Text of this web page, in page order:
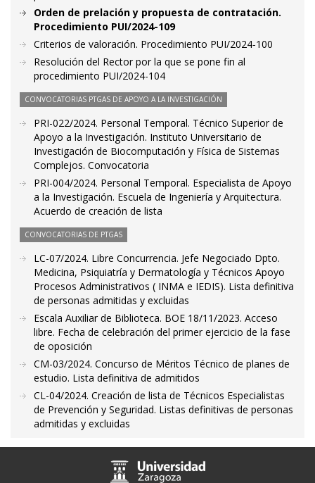
Orden de prelación y propuesta de contratación.
Procedimiento PUI/2024-109
Criterios de valoración. Procedimiento PUI/2024-100
Resolución del Rector por la que se pone fin al
procedimiento PUI/2024-104
CONVOCATORIAS PTGAS DE APOYO A LA INVESTIGACIÓN
PRI-022/2024. Personal Temporal. Técnico Superior de
Apoyo a la Investigación. Instituto Universitario de
Investigación de Biocomputación y Física de Sistemas
Complejos. Convocatoria
PRI-004/2024. Personal Temporal. Especialista de Apoyo
a la Investigación. Escuela de Ingeniería y Arquitectura.
Acuerdo de creación de lista
CONVOCATORIAS DE PTGAS
LC-07/2024. Libre Concurrencia. Jefe Negociado Dpto.
Medicina, Psiquiatría y Dermatología y Técnicos Apoyo
Procesos Administrativos ( INMA e IEDIS). Lista definitiva
de personas admitidas y excluidas
Escala Auxiliar de Biblioteca. BOE 18/11/2023. Acceso
libre. Fecha de celebración del primer ejercicio de la fase
de oposición
CM-03/2024. Concurso de Méritos Técnico de planes de
estudio. Lista definitiva de admitidos
CL-04/2024. Creación de lista de Técnicos Especialistas
de Prevención y Seguridad. Listas definitivas de personas
admitidas y excluidas